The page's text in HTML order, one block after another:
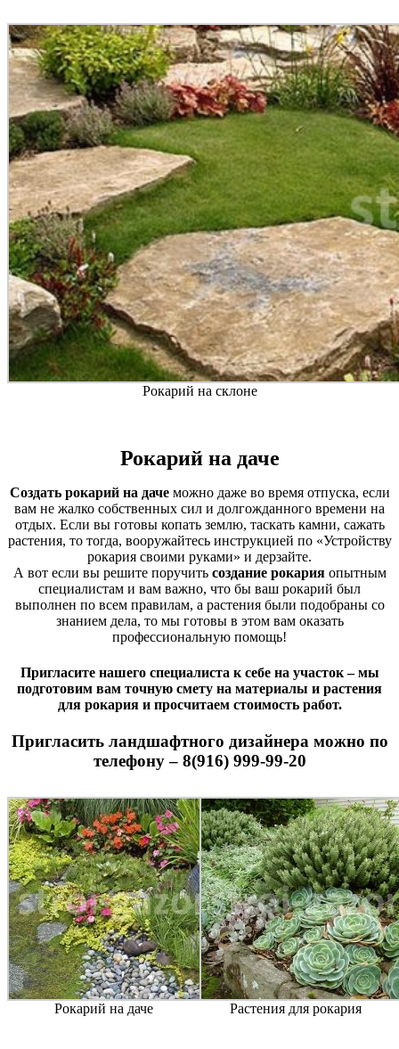
Рокарий на склоне
Рокарий на даче
Создать рокарий на дачеможно даже во время отпуска, если
вам не жалко собственных сил и долгожданного времени на
отдых. Если вы готовы копать землю, таскать камни, сажать
растения, то тогда, вооружайтесь инструкцией по «Устройству
рокария своими руками» и дерзайте.
А вот если вы решите поручить создание рокарияопытным
специалистам и вам важно, что бы ваш рокарий был
выполнен по всем правилам, а растения были подобраны со
знанием дела, то мы готовы в этом вам оказать
профессиональную помощь!
Пригласите нашего специалиста к себе на участок – мы
подготовим вам точную смету на материалы и растения
для рокария и просчитаем стоимость работ.
Пригласить ландшафтного дизайнера можно по
телефону – 8(916) 999-99-20
Рокарий на даче Растения для рокария